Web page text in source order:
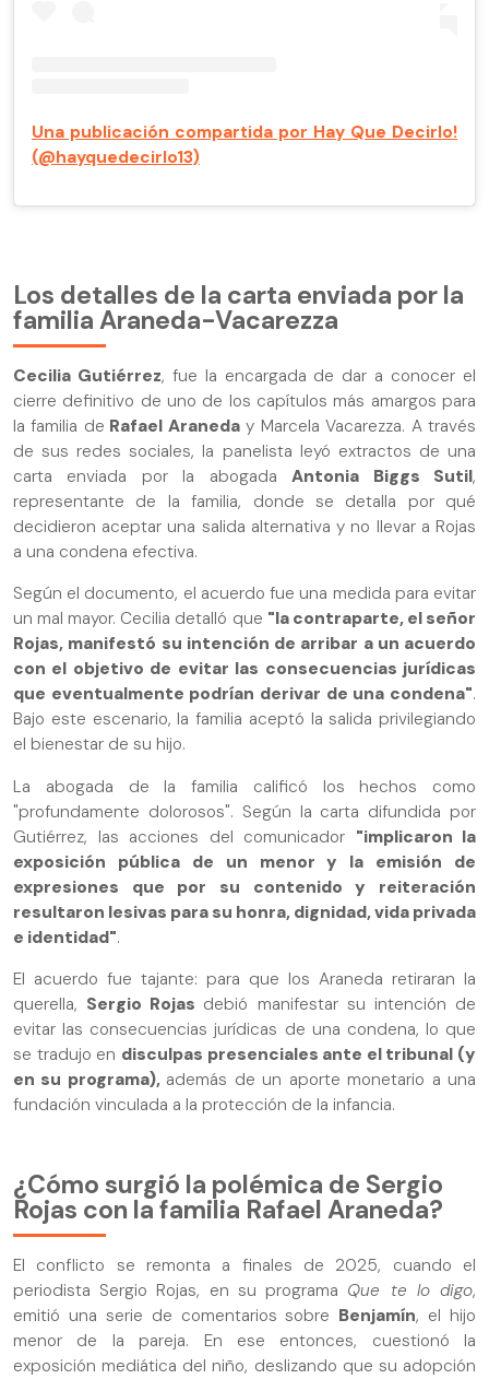
Una publicación compartida por Hay Que Decirlo!
(@hayquedecirlo13)
Los detalles de la carta enviada por la
familia Araneda-Vacarezza
Cecilia Gutiérrez, fue la encargada de dar a conocer el
cierre definitivo de uno de los capítulos más amargos para
la familia de Rafael Araneday Marcela Vacarezza. A través
de sus redes sociales, la panelista leyó extractos de una
carta enviada por la abogadaAntonia Biggs Sutil,
representante de la familia, donde se detalla por qué
decidieron aceptar una salida alternativa y no llevar a Rojas
a una condena efectiva.
Según el documento, el acuerdo fue una medida para evitar
un mal mayor. Cecilia detalló que "la contraparte, el señor
Rojas, manifestó su intención de arribar a un acuerdo
con el objetivo de evitar las consecuencias jurídicas
que eventualmente podrían derivar de una condena".
Bajo este escenario, la familia aceptó la salida privilegiando
el bienestar de su hijo.
La abogada de la familia calificó los hechos como
"profundamente dolorosos". Según la carta difundida por
Gutiérrez, las acciones del comunicador "implicaron la
exposición pública de un menor y la emisión de
expresiones que por su contenido y reiteración
resultaron lesivas para su honra, dignidad, vida privada
e identidad".
El acuerdo fue tajante: para que los Araneda retiraran la
querella, Sergio Rojas debió manifestar su intención de
evitar las consecuencias jurídicas de una condena, lo que
se tradujo en disculpas presenciales ante el tribunal (y
en su programa), además de un aporte monetario a una
fundación vinculada a la protección de la infancia.
¿Cómo surgió la polémica de Sergio
Rojas con la familia Rafael Araneda?
El conflicto se remonta a finales de 2025, cuando el
periodista Sergio Rojas, en su programa Que te lo digo,
emitió una serie de comentarios sobre Benjamín, el hijo
menor de la pareja. En ese entonces, cuestionó la
exposición mediática del niño, deslizando que su adopción